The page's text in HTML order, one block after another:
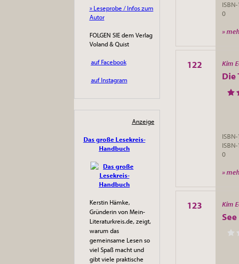
0
»
122 Kim
Die
0
»
123 Kim
» Leseprobe / Infos zum
Autor
FOLGEN SIE dem Verlag
Voland & Quist
auf Facebook
auf Instagram
Anzeige
Das große Lesekreis-
Handbuch
Kerstin Hämke,
Gründerin von Mein-
Literaturkreis.de, zeigt,
warum das
gemeinsame Lesen so
viel Spaß macht und
gibt viele praktische